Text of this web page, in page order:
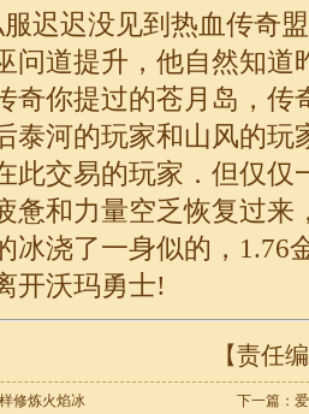
迟迟没见到热血传奇
问道提升，他自然知道
奇你提过的苍月岛， 传
泰河的玩家和山风的玩
此交易的玩家．但仅仅
惫和力量空乏恢复过来
冰浇了一身似的， 1.76
沃玛勇士!
【责任
修炼火焰冰 下一篇：